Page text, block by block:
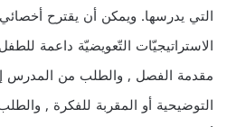
التي يدرسها. ويمكن أن يقترح
الاستراتيجيّات التّعويضيّة داعمة
مقدمة الفصل , والطلب من المدرس
التوضيحية أو المقربة للفكرة ,